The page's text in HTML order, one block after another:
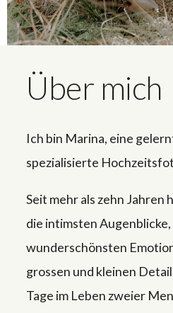
Über mich
Ich bin Marina, eine
spezialisierte
Seit mehr als zehn Jahren
die intimsten Augenblicke,
wunderschönsten
grossen und kleinen
Tage im Leben zweier